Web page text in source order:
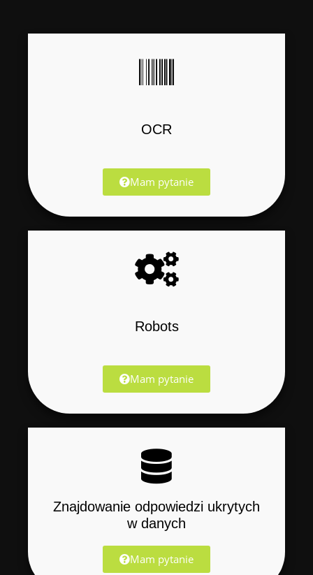
OCR
Mam pytanie
Robots
Mam pytanie
Znajdowanie odpowiedzi ukrytych
w danych
Mam pytanie